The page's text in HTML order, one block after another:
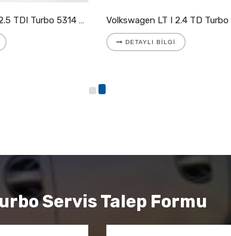
Volkswagen LT II 2.5 TDI Turbo 5314 988 7025
DETAYLI BILGI
Servis Talep Formu